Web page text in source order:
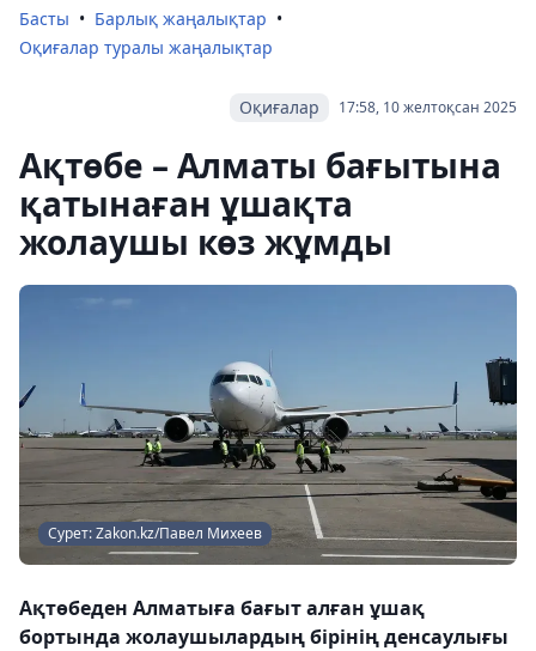
Басты
Барлық жаңалықтар
Оқиғалар туралы жаңалықтар
17:58, 10 желтоқсан 2025
Оқиғалар
Ақтөбе – Алматы бағытына
қатынаған ұшақта
жолаушы көз жұмды
Сурет: Zakon.kz/Павел Михеев
Ақтөбеден Алматыға бағыт алған ұшақ
бортында жолаушылардың бірінің денсаулығы